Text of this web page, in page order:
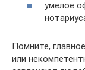
умелое
Помните,
или